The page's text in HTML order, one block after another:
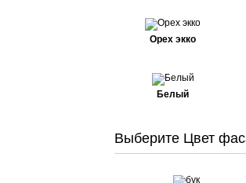
Орех экко
Белый
Выберите Цвет